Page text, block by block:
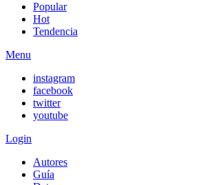
Popular
Hot
Tendencia
Menu
instagram
facebook
twitter
youtube
Login
Autores
Guía